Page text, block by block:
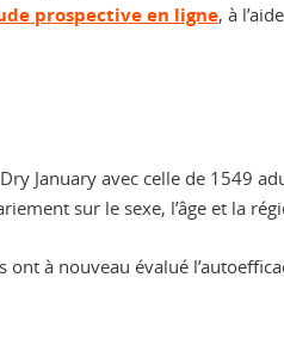
prospective en ligne, à
January avec celle de 1549
sur le sexe, l’âge et la
à nouveau évalué